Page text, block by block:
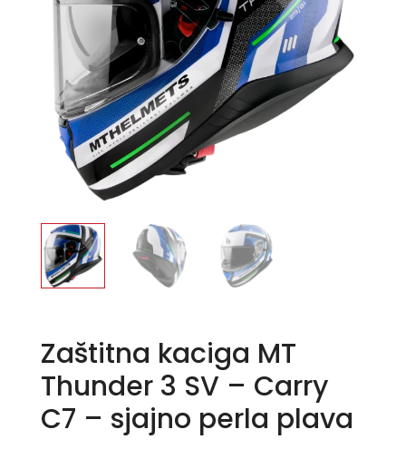
Zaštitna kaciga MT
Thunder 3 SV – Carry
C7 – sjajno perla plava